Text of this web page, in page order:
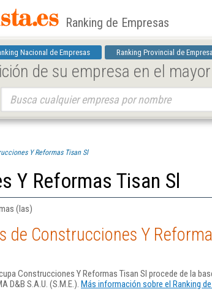
Ranking de Empresas
Nacional de Empresas Ranking Provincial de
de su empresa en el
Y Reformas Tisan Sl
Y Reformas Tisan Sl
(las)
de Construcciones Y
Construcciones Y Reformas Tisan Sl procede de la
D&B S.A.U. (S.M.E.). Más información sobre el Ranking de